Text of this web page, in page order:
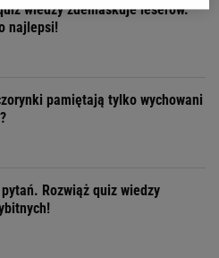
wiedzy zdemaskuje leserów.
najlepsi!
pamiętają tylko wychowani
Rozwiąż quiz wiedzy